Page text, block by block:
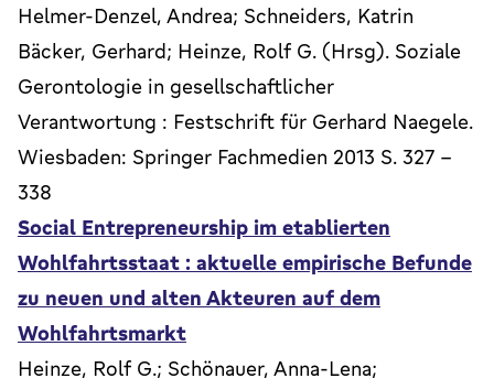
Helmer-Denzel, Andrea; Schneiders, Katrin
Bäcker, Gerhard; Heinze, Rolf G. (Hrsg). Soziale
Gerontologie in gesellschaftlicher
Verantwortung : Festschrift für Gerhard Naegele.
Wiesbaden: Springer Fachmedien 2013 S. 327 -
338
Social Entrepreneurship im etablierten
Wohlfahrtsstaat : aktuelle empirische Befunde
zu neuen und alten Akteuren auf dem
Wohlfahrtsmarkt
Heinze, Rolf G.; Schönauer, Anna-Lena;